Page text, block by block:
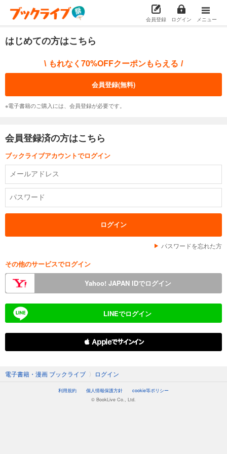
会員登録 ログイン メニュー
はじめての方はこちら
\ もれなく70%OFFクーポンもらえる /
会員登録(無料)
※電子書籍のご購入には、会員登録が必要です。
会員登録済の方はこちら
ブックライブアカウントでログイン
パスワードを忘れた方
その他のサービスでログイン
Yahoo! JAPAN IDでログイン
LINEでログイン
 Appleでサインイン
電子書籍・漫画 ブックライブ 〉 ログイン
利用規約 個人情報保護方針
cookie等ポリシー
© BookLive Co., Ltd.